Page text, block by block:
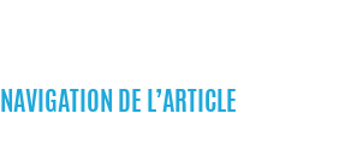
NAVIGATION DE L’ARTICLE